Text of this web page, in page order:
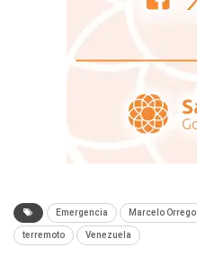
Emergencia Marcelo Orrego
terremoto Venezuela